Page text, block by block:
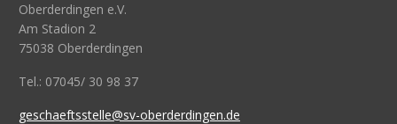
Oberderdingen e.V.
Am Stadion 2
75038 Oberderdingen
Tel.: 07045/ 30 98 37
geschaeftsstelle@sv-oberderdingen.de